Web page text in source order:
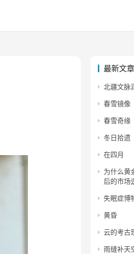
最新文章
北疆文脉
春雪镜像
春雪奇缘
冬日拾遗
在四月
为什么黄
后的市场
失眠症博
黄昏
云的考古
雨缝补天